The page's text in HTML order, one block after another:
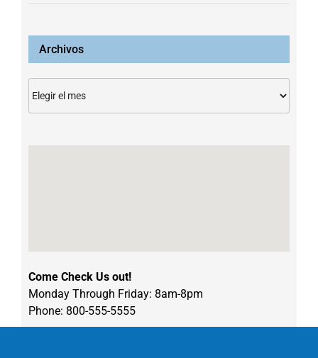
Archivos
Come Check Us out!
Monday Through Friday: 8am-8pm
Phone: 800-555-5555